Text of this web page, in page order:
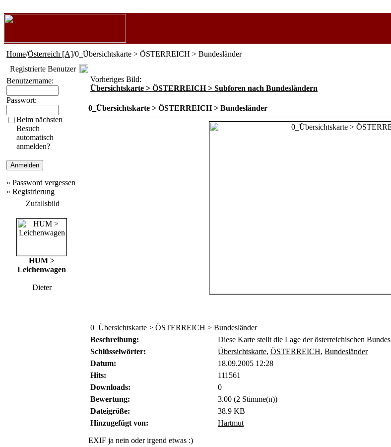
Home/Österreich [A]/0_Übersichtskarte > ÖSTERREICH > Bundesländer
Registrierte Benutzer
Benutzername:
Passwort:
Beim nächsten
Besuch
automatisch
anmelden?
» Password vergessen
» Registrierung
Zufallsbild
HUM >
Leichenwagen
Dieter
Vorheriges Bild:
Übersichtskarte > ÖSTERREICH > Subforen nach Bundesländern
0_Übersichtskarte > ÖSTERREICH > Bundesländer
0_Übersichtskarte > ÖSTERREICH > Bundesländer
Beschreibung:
Diese Karte stellt die Lage der österreichischen
Schlüsselwörter:
Übersichtskarte, ÖSTERREICH, Bundesländer
Datum:
18.09.2005 12:28
Hits:
111561
Downloads:
0
Bewertung:
3.00 (2 Stimme(n))
Dateigröße:
38.9 KB
Hinzugefügt von:
Hartmut
EXIF ja nein oder irgend etwas :)